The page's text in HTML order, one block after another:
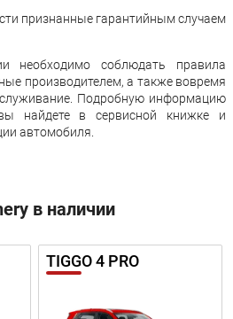
признанные гарантийным случаем
необходимо соблюдать правила
производителем, а также вовремя
Подробную информацию
найдете в сервисной книжке и
автомобиля.
в наличии
TIGGO 4 PRO